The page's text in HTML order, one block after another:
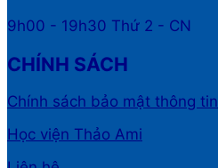
9h00 - 19h30 Thứ 2 - CN
CHÍNH SÁCH
Chính sách bảo mật thông tin
Học viện Thảo Ami